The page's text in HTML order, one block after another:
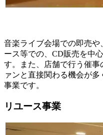
音楽ライブ会場での即売
ース等での、CD販売を中
す。また、店舗で行う催
ァンと直接関わる機会が
事業です。
リユース事業